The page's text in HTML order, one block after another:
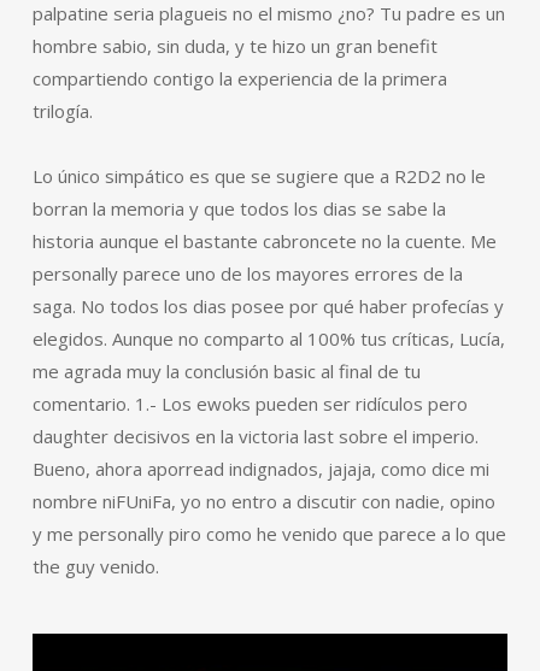
palpatine seria plagueis no el mismo ¿no? Tu padre es un
hombre sabio, sin duda, y te hizo un gran benefit
compartiendo contigo la experiencia de la primera
trilogía.
Lo único simpático es que se sugiere que a R2D2 no le
borran la memoria y que todos los dias se sabe la
historia aunque el bastante cabroncete no la cuente. Me
personally parece uno de los mayores errores de la
saga. No todos los dias posee por qué haber profecías y
elegidos. Aunque no comparto al 100% tus críticas, Lucía,
me agrada muy la conclusión basic al final de tu
comentario. 1.- Los ewoks pueden ser ridículos pero
daughter decisivos en la victoria last sobre el imperio.
Bueno, ahora aporread indignados, jajaja, como dice mi
nombre niFUniFa, yo no entro a discutir con nadie, opino
y me personally piro como he venido que parece a lo que
the guy venido.